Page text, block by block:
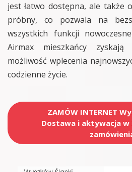
jest łatwo dostępna, ale także
próbny, co pozwala na
wszystkich funkcji
Airmax mieszkańcy
możliwość wplecenia
codzienne życie.
ZAMÓW INTERNET
Dostawa i aktywacja w